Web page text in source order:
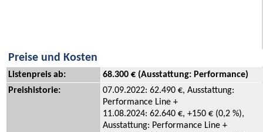
Preise und Kosten
Listenpreis ab:
68.300 € (Ausstattung: Performance)
Preishistorie:
07.09.2022: 62.490 €, Ausstattung:
Performance Line +
11.08.2024: 62.640 €, +150 € (0,2 %),
Ausstattung: Performance Line +